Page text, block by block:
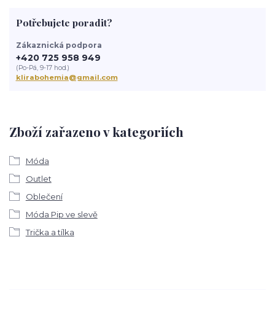
Zboží zařazeno v kategoriích
Móda
Outlet
Oblečení
Móda Pip ve slevě
Trička a tílka
Potřebujete poradit?
Zákaznická podpora
+420 725 958 949
(Po-Pá, 9-17 hod.)
klirabohemia@gmail.com